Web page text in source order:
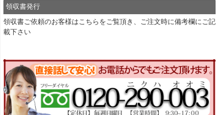
領収書発行
領収書ご依頼のお客様はこちらをご覧頂き、ご注文時に備考欄にご記
載下さい